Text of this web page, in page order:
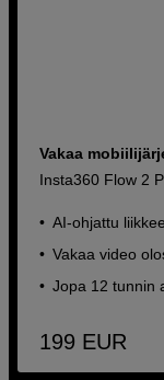
Vakaa
Insta360 Flow 2
AI-ohjattu
Vakaa video
Jopa 12 tunnin
199 EUR